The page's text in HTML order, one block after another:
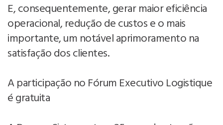
E, consequentemente, gerar maior eficiência
operacional, redução de custos e o mais
importante, um notável aprimoramento na
satisfação dos clientes.
A participação no Fórum Executivo Logistique
é gratuita